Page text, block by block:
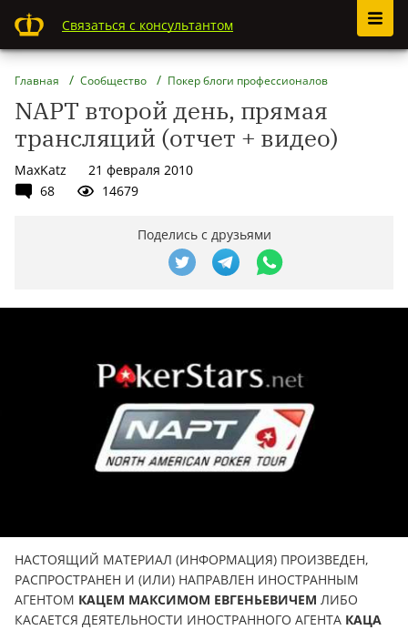
Связаться с консультантом
Главная Сообщество Покер блоги профессионалов
NAPT второй день, прямая
трансляций (отчет + видео)
MaxKatz
21 февраля 2010
68
14679
Поделись с друзьями
НАСТОЯЩИЙ МАТЕРИАЛ (ИНФОРМАЦИЯ) ПРОИЗВЕДЕН,
РАСПРОСТРАНЕН И (ИЛИ) НАПРАВЛЕН ИНОСТРАННЫМ
АГЕНТОМ КАЦЕМ МАКСИМОМ ЕВГЕНЬЕВИЧЕМ ЛИБО
КАСАЕТСЯ ДЕЯТЕЛЬНОСТИ ИНОСТРАННОГО АГЕНТА КАЦА